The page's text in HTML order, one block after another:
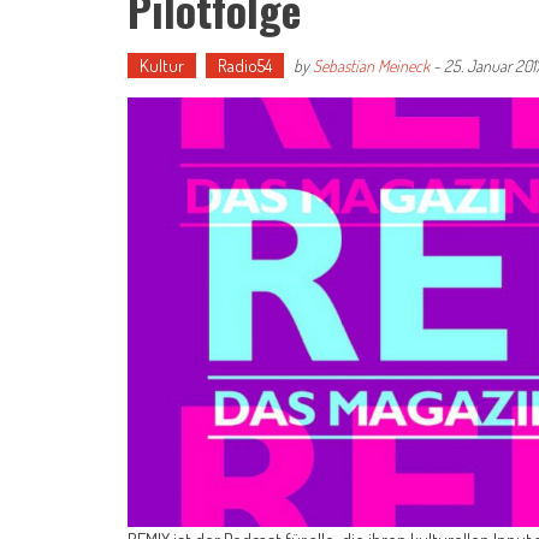
Kultur Radio54 bySebastian Meineck- 25. Januar